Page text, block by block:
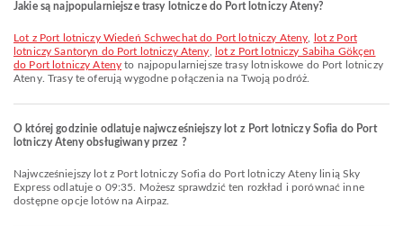
Jakie są najpopularniejsze trasy lotnicze do Port lotniczy Ateny?
lot z Port lotniczy Wiedeń Schwechat do Port lotniczy Ateny
lot z Port
lotniczy Santoryn do Port lotniczy Ateny
lot z Port lotniczy Sabiha Gökçen
do Port lotniczy Ateny to najpopularniejsze trasy lotniskowe do Port lotniczy
Ateny. Trasy te oferują wygodne połączenia na Twoją podróż.
O której godzinie odlatuje najwcześniejszy lot z Port lotniczy Sofia do Port
lotniczy Ateny obsługiwany przez ?
Najwcześniejszy lot z Port lotniczy Sofia do Port lotniczy Ateny linią Sky
Express odlatuje o 09:35. Możesz sprawdzić ten rozkład i porównać inne
dostępne opcje lotów na Airpaz.